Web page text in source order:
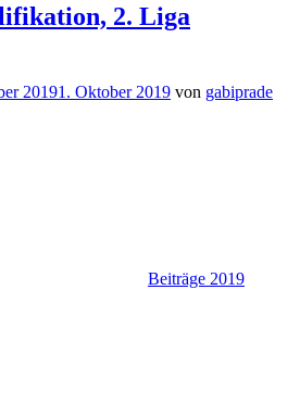
2. Liga
20191. Oktober 2019 von gabiprade
Beiträge 2019